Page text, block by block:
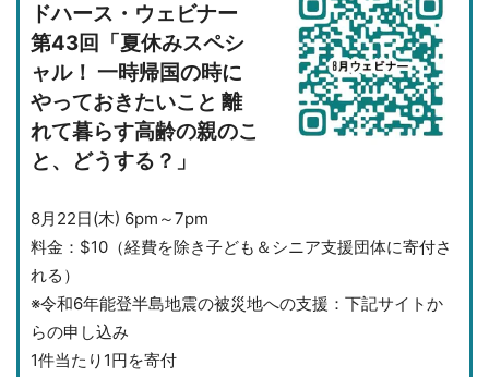
ドハース・ウェビナー
第43回「夏休みスペシ
ャル！ 一時帰国の時に
やっておきたいこと 離
れて暮らす高齢の親のこ
と、どうする？」
8月22日(木) 6pm～7pm
料金：$10（経費を除き子ども＆シニア支援団体に寄付さ
れる）
※令和6年能登半島地震の被災地への支援：下記サイトか
らの申し込み
1件当たり1円を寄付